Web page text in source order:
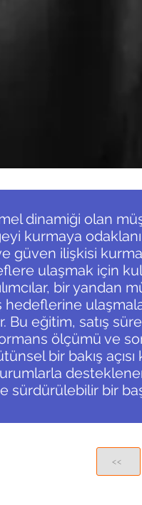
dinamiği olan
kurmaya
güven ilişkisi
ulaşmak için
bir yandan
Bu eğitim, satış
ölçümü ve
bir bakış açısı
sürdürülebilir bir
<<